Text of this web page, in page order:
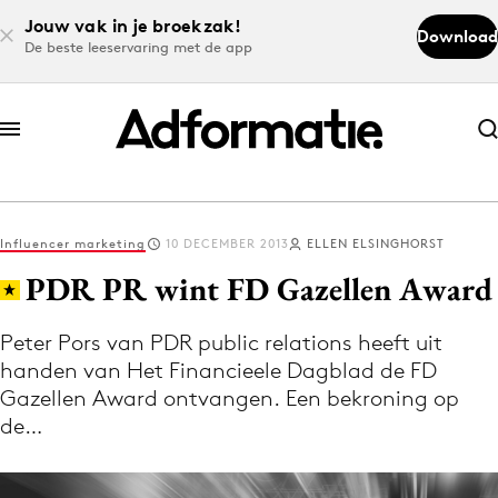
Jouw vak in je broekzak!
De beste leeservaring met de app
Download
Abonneer nu
Abonneer nu
Log in
Download de app
Volg het laatste nieuws via de Adformatie
Nieuws app
Influencer marketing 10 DECEMBER 2013 ELLEN ELSINGHORST
PDR PR wint FD Gazellen Award
Peter Pors van PDR public relations heeft uit
handen van Het Financieele Dagblad de FD
Gazellen Award ontvangen. Een bekroning op
de…